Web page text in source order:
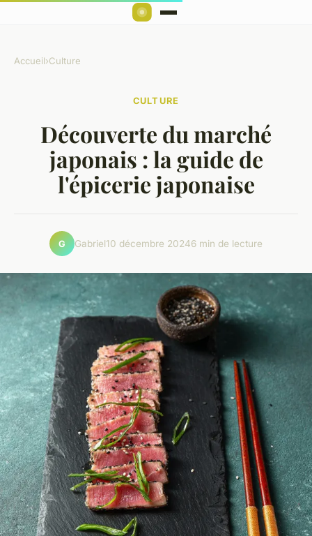
Accueil›Culture
CULTURE
Découverte du marché
japonais : la guide de
l'épicerie japonaise
G Gabriel10 décembre 20246 min de lecture